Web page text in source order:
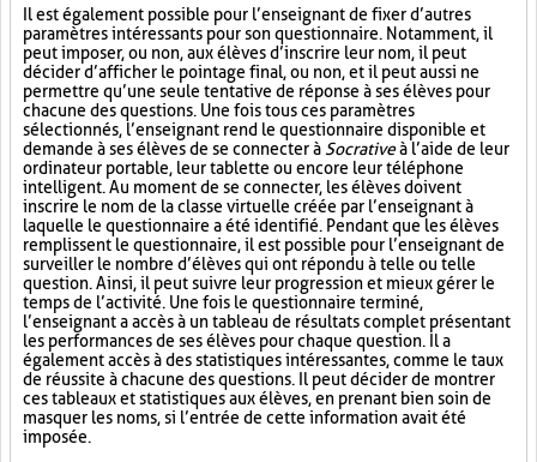
Il est également possible pour l’enseignant de fixer d’autres
paramètres intéressants pour son questionnaire. Notamment, il
peut imposer, ou non, aux élèves d’inscrire leur nom, il peut
décider d’afficher le pointage final, ou non, et il peut aussi ne
permettre qu’une seule tentative de réponse à ses élèves pour
chacune des questions. Une fois tous ces paramètres
sélectionnés, l’enseignant rend le questionnaire disponible et
demande à ses élèves de se connecter à Socrativeà l’aide de leur
ordinateur portable, leur tablette ou encore leur téléphone
intelligent. Au moment de se connecter, les élèves doivent
inscrire le nom de la classe virtuelle créée par l’enseignant à
laquelle le questionnaire a été identifié. Pendant que les élèves
remplissent le questionnaire, il est possible pour l’enseignant de
surveiller le nombre d’élèves qui ont répondu à telle ou telle
question. Ainsi, il peut suivre leur progression et mieux gérer le
temps de l’activité. Une fois le questionnaire terminé,
l’enseignant a accès à un tableau de résultats complet présentant
les performances de ses élèves pour chaque question. Il a
également accès à des statistiques intéressantes, comme le taux
de réussite à chacune des questions. Il peut décider de montrer
ces tableaux et statistiques aux élèves, en prenant bien soin de
masquer les noms, si l’entrée de cette information avait été
imposée.